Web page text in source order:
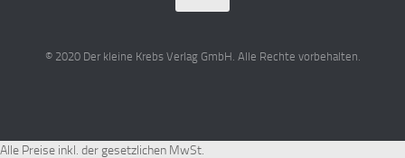
© 2020 Der kleine Krebs Verlag GmbH. Alle Rechte vorbehalten.
Alle Preise inkl. der gesetzlichen MwSt.